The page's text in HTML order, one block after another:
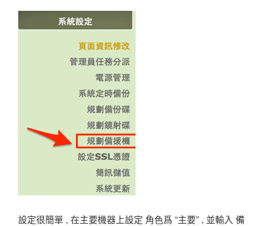
設定很簡單 , 在主要機器上設定 角色爲 “主要” , 並輸入 備